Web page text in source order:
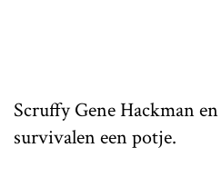
Scruffy Gene Hackman en
survivalen een potje.